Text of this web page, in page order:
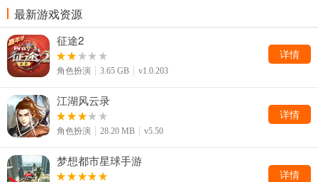
最新游戏资源
征途2
角色扮演 3.65 GB v1.0.203
详情
江湖风云录
角色扮演 28.20 MB v5.50
详情
梦想都市星球手游
详情